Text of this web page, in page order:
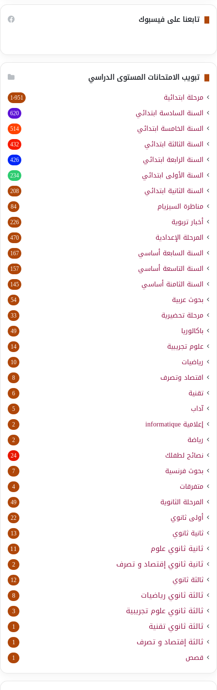
تابعنا على فيسبوك
تبويب الامتحانات المستوى الدراسي
مرحلة ابتدائية 1٬951
السنة السادسة ابتدائي 620
السنة الخامسة ابتدائي 514
السنة الثالثة ابتدائي 432
السنة الرابعة ابتدائي 426
السنة الأولى ابتدائي 234
السنة الثانية ابتدائي 208
مناظرة السيزيام 84
أخبار تربوية 226
المرحلة الإعدادية 470
السنة السابعة أساسي 167
السنة التاسعة أساسي 157
السنة الثامنة أساسي 145
بحوث عربية 54
مرحلة تحضيرية 33
باكالوريا 49
علوم تجريبية 14
رياضيات 10
اقتصاد وتصرف 8
تقنية 6
آداب 5
إعلامية informatique
2
رياضة 2
نصائح لطفلك 24
بحوث فرنسية 7
متفرقات 4
المرحلة الثانوية 49
أولى ثانوي 22
ثانية ثانوي 13
ثانية ثانوي علوم 11
ثانية ثانوي إقتصاد و تصرف 2
ثالثة ثانوي 12
ثالثة ثانوي رياضيات 8
ثالثة ثانوي علوم تجريبية 3
ثالثة ثانوي تقنية 1
ثالثة إقتصاد و تصرف 1
قصص 1